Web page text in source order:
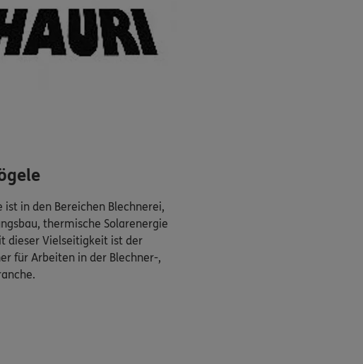
ist in den Bereichen Blechnerei,
thermische Solarenergie
dieser Vielseitigkeit ist der
für Arbeiten in der Blechner-,